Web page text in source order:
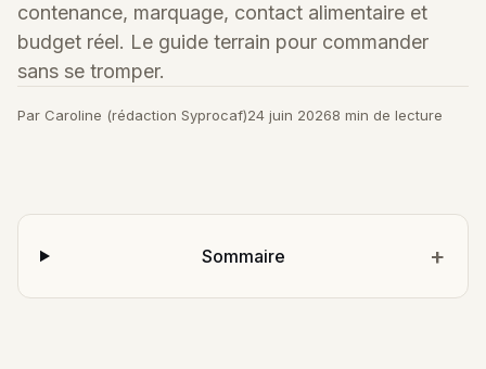
contenance, marquage, contact alimentaire et
budget réel. Le guide terrain pour commander
sans se tromper.
Par Caroline (rédaction Syprocaf)24 juin 20268 min de lecture
Sommaire